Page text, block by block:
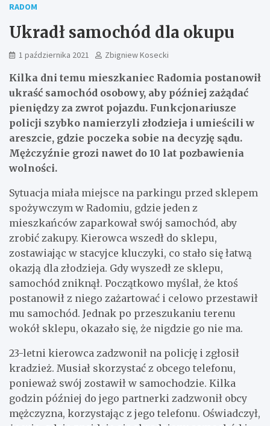
RADOM
Ukradł samochód dla okupu
1 października 2021 Zbigniew Kosecki
Kilka dni temu mieszkaniec Radomia postanowił
ukraść samochód osobowy, aby później zażądać
pieniędzy za zwrot pojazdu. Funkcjonariusze
policji szybko namierzyli złodzieja i umieścili w
areszcie, gdzie poczeka sobie na decyzję sądu.
Mężczyźnie grozi nawet do 10 lat pozbawienia
wolności.
Sytuacja miała miejsce na parkingu przed sklepem
spożywczym w Radomiu, gdzie jeden z
mieszkańców zaparkował swój samochód, aby
zrobić zakupy. Kierowca wszedł do sklepu,
zostawiając w stacyjce kluczyki, co stało się łatwą
okazją dla złodzieja. Gdy wyszedł ze sklepu,
samochód zniknął. Początkowo myślał, że ktoś
postanowił z niego zażartować i celowo przestawił
mu samochód. Jednak po przeszukaniu terenu
wokół sklepu, okazało się, że nigdzie go nie ma.
23-letni kierowca zadzwonił na policję i zgłosił
kradzież. Musiał skorzystać z obcego telefonu,
ponieważ swój zostawił w samochodzie. Kilka
godzin później do jego partnerki zadzwonił obcy
mężczyzna, korzystając z jego telefonu. Oświadczył,